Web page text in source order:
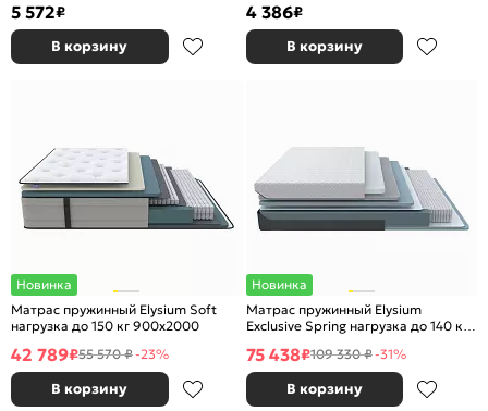
5 572₽
В корзину
4 386₽
В корзину
Новинка
Матрас пружинный Elysium Soft
нагрузка до 150 кг 900x2000
42 789₽55 570 ₽-23%
В корзину
Новинка
Матрас пружинный Elysium
Exclusive Spring нагрузка до 140 кг
75 438₽109 330 ₽-31%
В корзину